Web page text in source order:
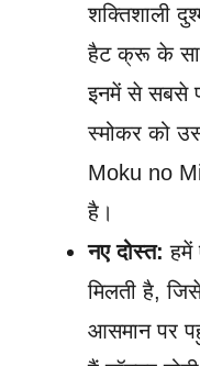
शक्तिशाली
हैट क्रू के
इनमें से सबसे
स्मोकर को
Moku no
है।
नए दोस्त: हमें
मिलती है,
आसमान पर